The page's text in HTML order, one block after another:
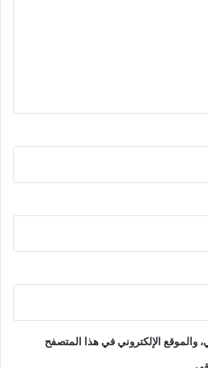
والموقع الإلكتروني في هذا المتصفح